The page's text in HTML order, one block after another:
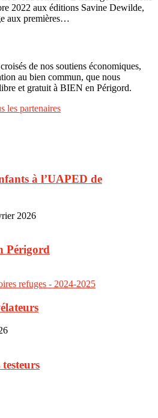
2022 aux éditions Savine Dewilde,
aux premières…
de nos soutiens économiques,
au bien commun, que nous
et gratuit à BIEN en Périgord.
les partenaires
à l’UAPED de
2026
Périgord